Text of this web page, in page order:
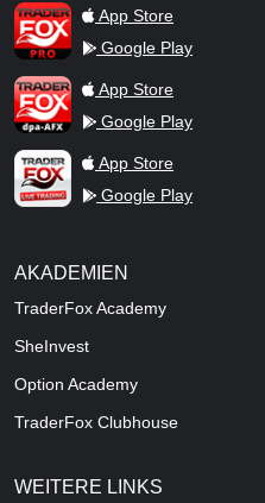
TraderFox ProApp Store
Google Play
TraderFox dpa-AFX ProFeed
App Store
Google Play
TraderFox Live Trading
App Store
Google Play
AKADEMIEN
TraderFox Academy
SheInvest
Option Academy
TraderFox Clubhouse
WEITERE LINKS